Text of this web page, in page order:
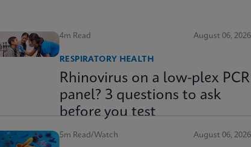
4m Read August 06, 2026
RESPIRATORY HEALTH
Rhinovirus on a low-plex PCR
panel? 3 questions to ask
before you test
5m Read/Watch August 06, 2026